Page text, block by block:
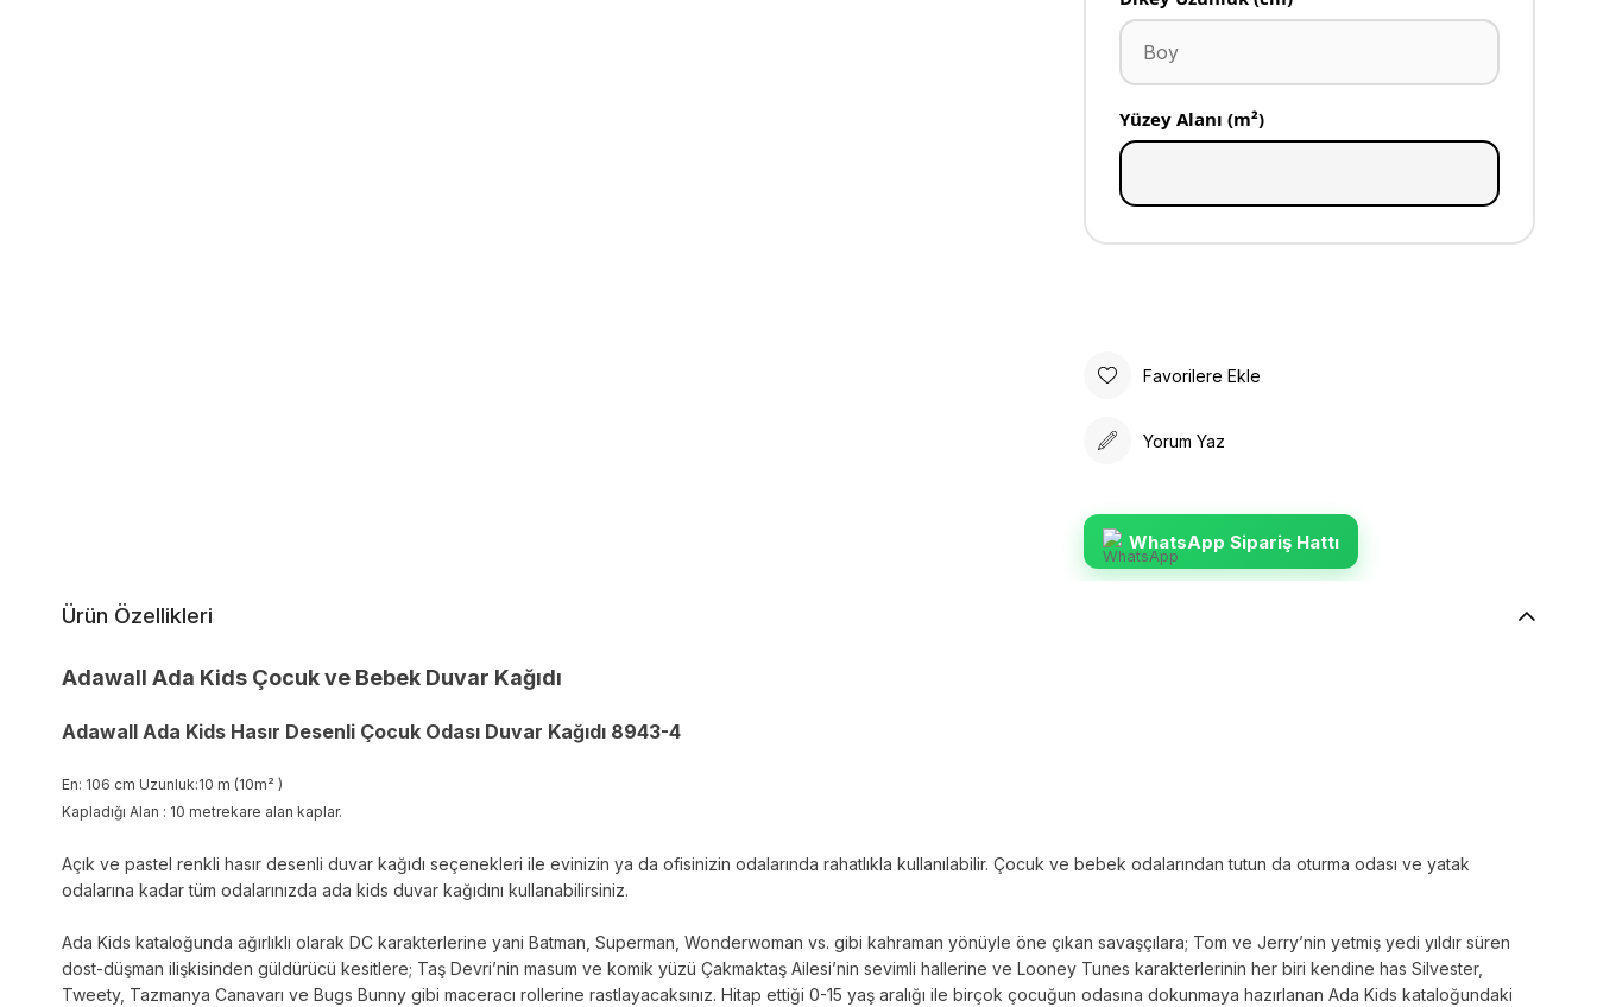
Yüzey Alanı (m²)
Favorilere Ekle
Yorum Yaz
WhatsApp Sipariş Hattı
Ürün Özellikleri
Adawall Ada Kids Çocuk ve Bebek Duvar Kağıdı
Adawall Ada Kids Hasır Desenli Çocuk Odası Duvar Kağıdı 8943-4
En: 106 cm Uzunluk:10 m (10m² )
Kapladığı Alan : 10 metrekare alan kaplar.
Açık ve pastel renkli hasır desenli duvar kağıdı seçenekleri ile evinizin ya da ofisinizin odalarında rahatlıkla kullanılabilir. Çocuk ve bebek odalarından tutun da oturma odası ve yatak
odalarına kadar tüm odalarınızda ada kids duvar kağıdını kullanabilirsiniz.
Ada Kids kataloğunda ağırlıklı olarak DC karakterlerine yani Batman, Superman, Wonderwoman vs. gibi kahraman yönüyle öne çıkan savaşçılara; Tom ve Jerry’nin yetmiş yedi yıldır süren
dost-düşman ilişkisinden güldürücü kesitlere; Taş Devri’nin masum ve komik yüzü Çakmaktaş Ailesi’nin sevimli hallerine ve Looney Tunes karakterlerinin her biri kendine has Silvester,
Tweety, Tazmanya Canavarı ve Bugs Bunny gibi maceracı rollerine rastlayacaksınız. Hitap ettiği 0-15 yaş aralığı ile birçok çocuğun odasına dokunmaya hazırlanan Ada Kids kataloğundaki